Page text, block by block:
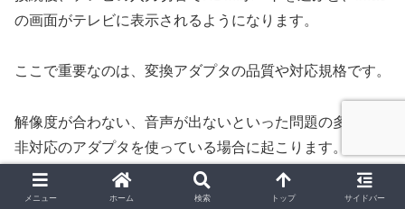
の画面がテレビに表示されるようになります。
ここで重要なのは、変換アダプタの品質や対応規格です。
解像度が合わない、音声が出ないといった問題の多くは、
非対応のアダプタを使っている場合に起こります。
4K対応や音声出力機能付きのアダプタを選ぶことで、よ
メニュー ホーム 検索 トップ サイドバー